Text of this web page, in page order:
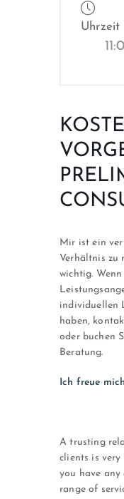
Uhrzeit
Mir ist ein
Verhältnis zu
wichtig.
individuellen
haben,
oder buchen
Beratung.
Ich freue
A trusting
clients is
you have any
range of